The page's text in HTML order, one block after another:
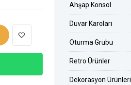
Ahşap Konsol
Duvar Karoları
Oturma Grubu
Retro Ürünler
Dekorasyon Ürünleri